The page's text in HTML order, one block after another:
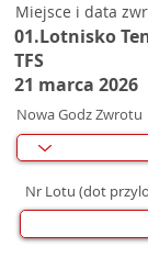
Miejsce i data
01.Lotnisko
TFS
21 marca 2026
Nowa Godz Zwrotu
Nr Lotu (dot